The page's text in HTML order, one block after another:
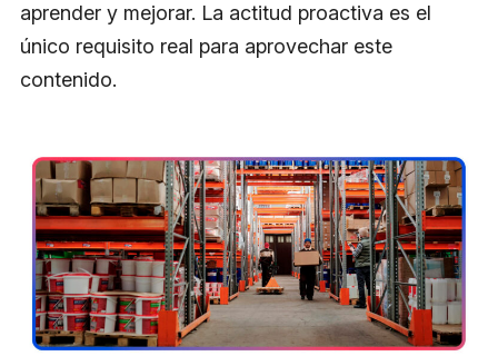
aprender y mejorar. La actitud proactiva es el
único requisito real para aprovechar este
contenido.